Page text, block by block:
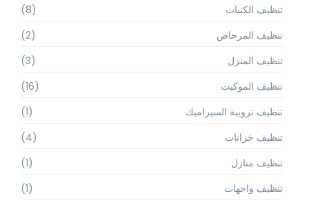
تنظيف الكنبات
(8)
تنظيف المرحاض
(2)
تنظيف المنزل
(3)
تنظيف الموكيت
(16)
تنظيف ترويبة السيراميك
(1)
تنظيف خزانات
(4)
تنظيف منازل
(1)
تنظيف واجهات
(1)